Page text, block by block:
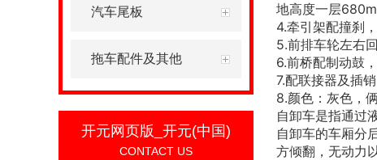
汽车尾板
拖车配件及其他
开元网页版_开元(中国)
CONTACT US
地高度一层
4.牵引架配撞刹
5.前排车轮左右
6.前桥配制动鼓
7.配联接器及插销
8.颜色：灰色，
自卸车是指通过
自卸车的车厢分
方倾翻，无动力